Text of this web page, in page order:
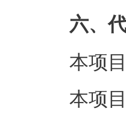
六、
本项
本项